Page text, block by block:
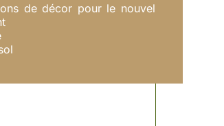
de décor pour le nouvel